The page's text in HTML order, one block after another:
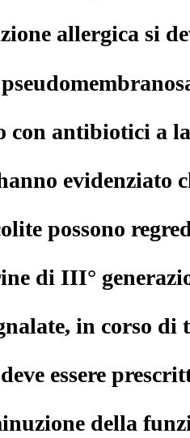
allergica si
antibiotici a
evidenziato
possono
di III°
in corso
essere
della